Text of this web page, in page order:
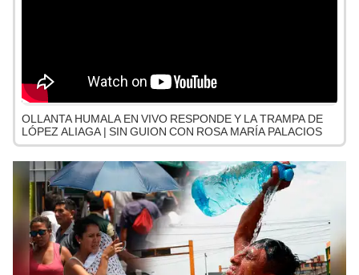
OLLANTA HUMALA EN VIVO RESPONDE Y LA TRAMPA DE
LÓPEZ ALIAGA | SIN GUION CON ROSA MARÍA PALACIOS